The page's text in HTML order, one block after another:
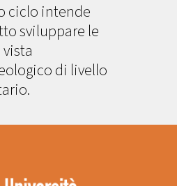
ciclo intende
sviluppare le
di livello